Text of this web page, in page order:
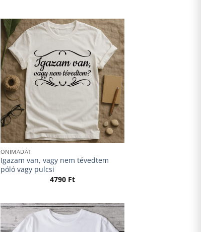
ÖNIMÁDAT
Igazam van, vagy nem tévedtem
póló vagy pulcsi
4790 Ft